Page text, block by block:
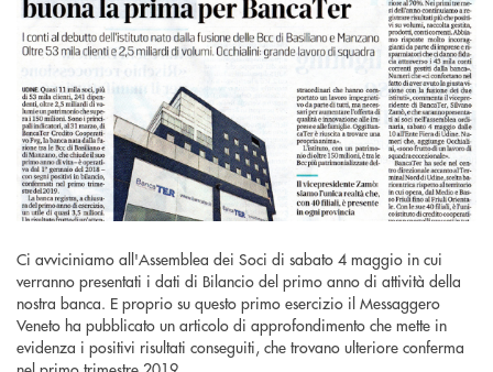
Ci avviciniamo all'Assemblea dei Soci di sabato 4 maggio in cui
verranno presentati i dati di Bilancio del primo anno di attività della
nostra banca. E proprio su questo primo esercizio il Messaggero
Veneto ha pubblicato un articolo di approfondimento che mette in
evidenza i positivi risultati conseguiti, che trovano ulteriore conferma